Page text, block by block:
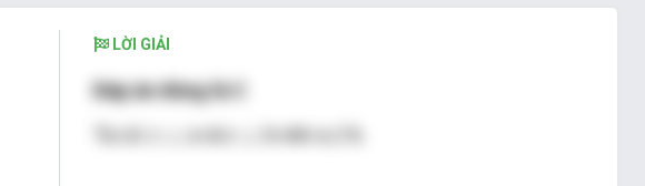
LỜI GIẢI
Đáp án đúng là C
a và c b nên a // b.